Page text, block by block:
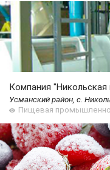
Компания "Никольская
Усманский район, с.
Пищевая